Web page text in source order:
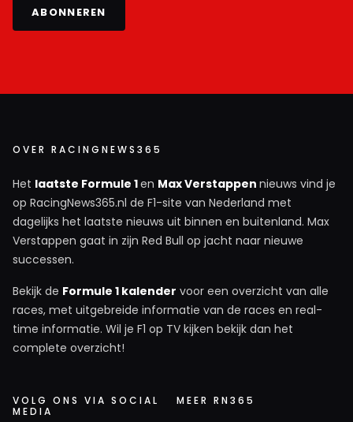
ABONNEREN
OVER RACINGNEWS365
Het laatste Formule 1en Max Verstappen nieuws vind je
op RacingNews365.nl de F1-site van Nederland met
dagelijks het laatste nieuws uit binnen en buitenland. Max
Verstappen gaat in zijn Red Bull op jacht naar nieuwe
successen.
Bekijk de Formule 1 kalender voor een overzicht van alle
races, met uitgebreide informatie van de races en real-
time informatie. Wil je F1 op TV kijken bekijk dan het
complete overzicht!
VOLG ONS VIA SOCIAL
MEDIA
MEER RN365